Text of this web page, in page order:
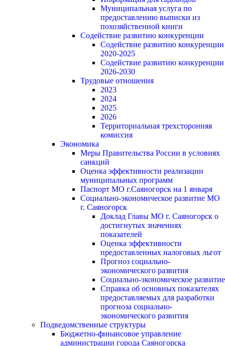
Муниципальная услуга по
предоставлению выписки из
похозяйственной книги
Содействие развитию конкуренции
Содействие развитию конкуренции
2020-2025
Содействие развитию конкуренции
2026-2030
Трудовые отношения
2023
2024
2025
2026
Территориальная трехсторонняя
комиссия
Экономика
Меры Правительства России в условиях
санкций
Оценка эффективности реализации
муниципальных программ
Паспорт МО г.Саяногорск на 1 января
Социально-экономическое развитие МО
г. Саяногорск
Доклад Главы МО г. Саяногорск о
достигнутых значениях
показателей
Оценка эффективности
предоставленных налоговых льгот
Прогноз социально-
экономического развития
Социально-экономическое развитие
Справка об основных показателях
предоставляемых для разработки
прогноза социально-
экономического развития
Подведомственные структуры
Бюджетно-финансовое управление
администрации города Саяногорска